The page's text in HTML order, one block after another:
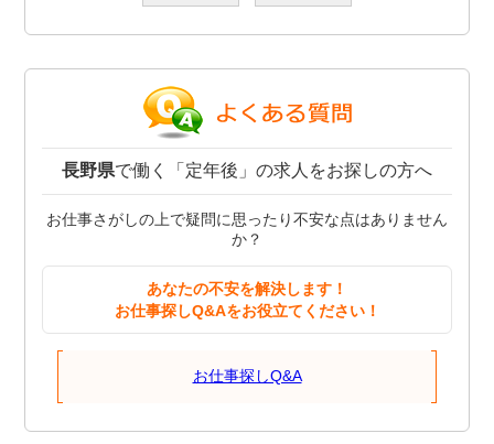
長野県で働く「定年後」の求人をお探しの方へ
お仕事さがしの上で疑問に思ったり不安な点はありません
か？
あなたの不安を解決します！
お仕事探しQ&Aをお役立てください！
お仕事探しQ&A